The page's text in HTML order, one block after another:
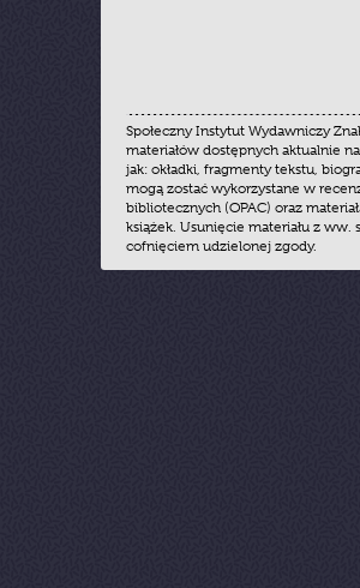
Społeczny Instytut Wydawniczy
materiałów dostępnych aktualnie
jak: okładki, fragmenty tekstu,
mogą zostać wykorzystane w
bibliotecznych (OPAC) oraz
książek. Usunięcie materiału z
cofnięciem udzielonej zgody.